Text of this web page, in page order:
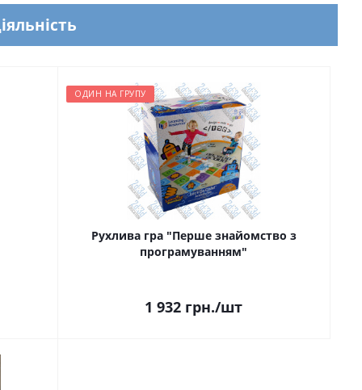
ОДИН НА ГРУПУ
Рухлива гра "Перше знайомство з
програмуванням"
1 932 грн./шт